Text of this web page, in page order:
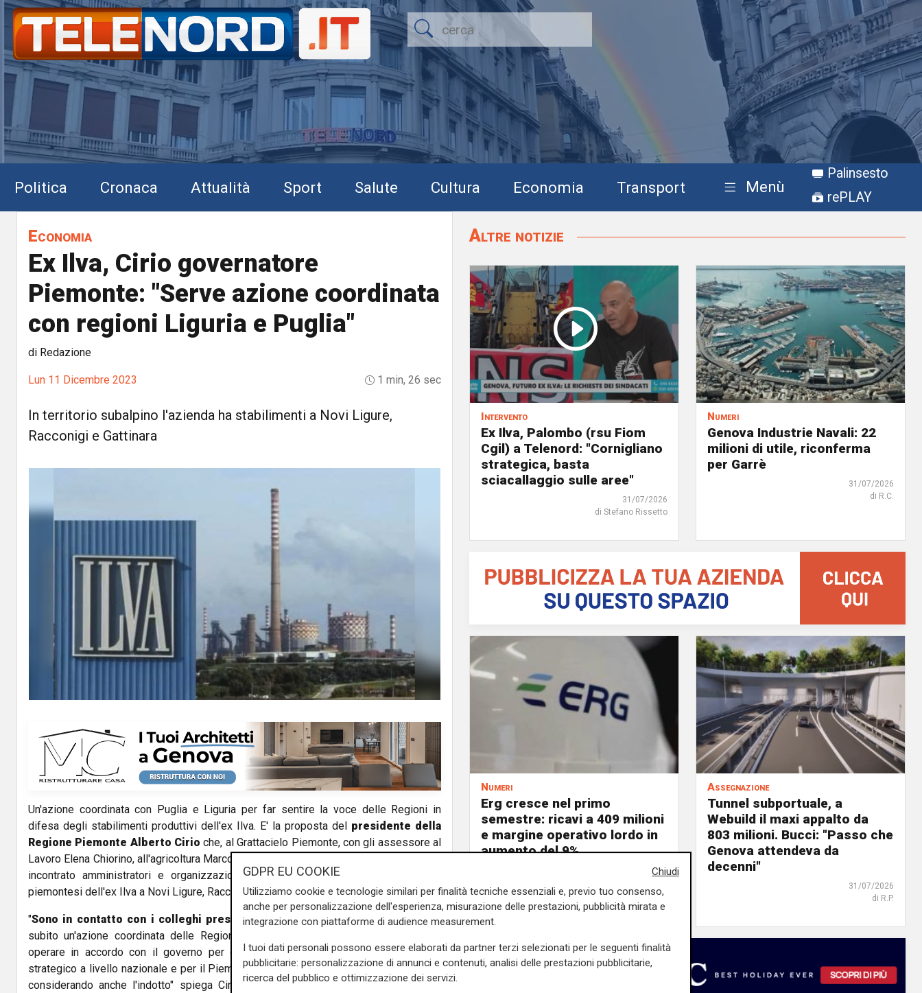
Politica Cronaca Attualità Sport Salute Cultura Economia Transport Menù
Palinsesto
rePLAY
Economia
Ex Ilva, Cirio governatore
Piemonte: "Serve azione coordinata
con regioni Liguria e Puglia"
di Redazione
Lun 11 Dicembre 2023 1 min, 26 sec
In territorio subalpino l'azienda ha stabilimenti a Novi Ligure,
Racconigi e Gattinara
Un'azione coordinata con Puglia e Liguria per far sentire la voce delle Regioni in
difesa degli stabilimenti produttivi dell'ex Ilva. E' la proposta del presidente della
Regione Piemonte Alberto Cirioche, al Grattacielo Piemonte, con gli assessore al
Lavoro Elena Chiorino, all'agricoltura Marco Protopapa e alla cultura Vittoria Poggio, ha
incontrato amministratori e organizzazioni sindacali sul futuro degli stabilimenti
piemontesi dell'ex Ilva a Novi Ligure, Racconigi e Gattinara.
"Sono in contatto con i colleghi presidenti di Puglia e Liguriaper avviare da
subito un'azione coordinata delle Regioni che ospitano stabilimenti del gruppo e
operare in accordo con il governo per garantire un futuro a questo asset che è
strategico a livello nazionale e per il Piemonte dove coinvolge circa 3 mila lavoratori,
considerando anche l'indotto" spiega Cirio, annunciando che la Regione Piemonte
Altre notizie
Intervento
Ex Ilva, Palombo (rsu Fiom
Cgil) a Telenord: "Cornigliano
strategica, basta
sciacallaggio sulle aree"
31/07/2026
di Stefano Rissetto
Numeri
Genova Industrie Navali: 22
milioni di utile, riconferma
per Garrè
31/07/2026
di R.C.
Numeri
Erg cresce nel primo
semestre: ricavi a 409 milioni
e margine operativo lordo in
aumento del 9%
31/07/2026
Assegnazione
Tunnel subportuale, a
Webuild il maxi appalto da
803 milioni. Bucci: "Passo che
Genova attendeva da
decenni"
31/07/2026
di R.P.
Chiudi
GDPR EU COOKIE
Utilizziamo cookie e tecnologie similari per finalità tecniche essenziali e, previo tuo consenso,
anche per personalizzazione dell'esperienza, misurazione delle prestazioni, pubblicità mirata e
integrazione con piattaforme di audience measurement.
I tuoi dati personali possono essere elaborati da partner terzi selezionati per le seguenti finalità
pubblicitarie: personalizzazione di annunci e contenuti, analisi delle prestazioni pubblicitarie,
ricerca del pubblico e ottimizzazione dei servizi.